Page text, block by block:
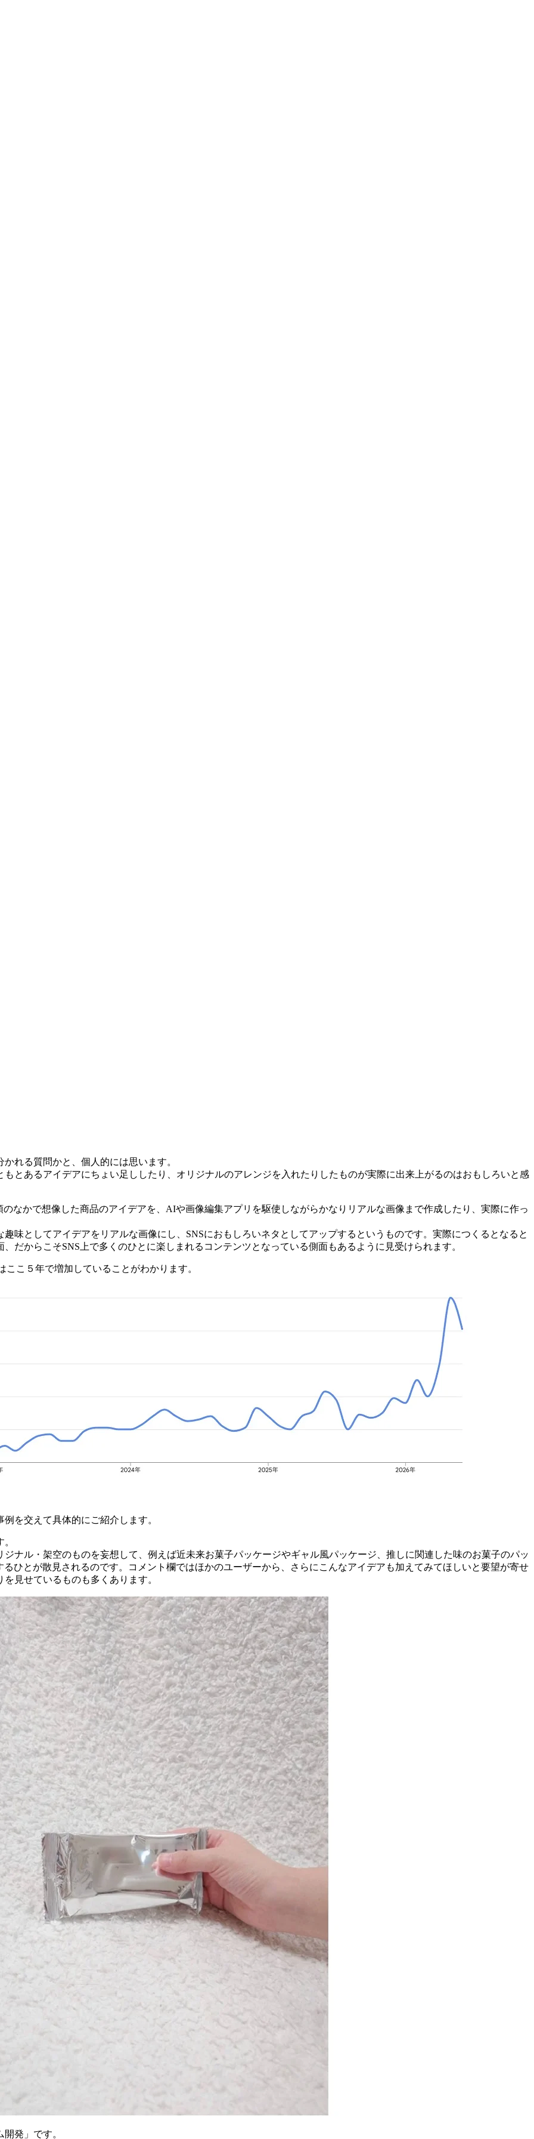
れる質問かと、個人的には思います。
とあるアイデアにちょい足ししたり、オリジナルのアレンジを入れたりしたものが実際に出来上がるのはおもしろいと感
なかで想像した商品のアイデアを、AIや画像編集アプリを駆使しながらかなりリアルな画像まで作成したり、実際に作っ
味としてアイデアをリアルな画像にし、SNSにおもしろいネタとしてアップするというものです。実際につくるとなると
だからこそSNS上で多くのひとに楽しまれるコンテンツとなっている側面もあるように見受けられます。
こ５年で増加していることがわかります。
を交えて具体的にご紹介します。
ナル・架空のものを妄想して、例えば近未来お菓子パッケージやギャル風パッケージ、推しに関連した味のお菓子のパッ
ひとが散見されるのです。コメント欄ではほかのユーザーから、さらにこんなアイデアも加えてみてほしいと要望が寄せ
見せているものも多くあります。
発」です。